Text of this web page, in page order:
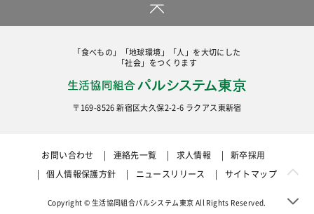
「食べもの」「地球環境」「人」を大切にした
「社会」をつくります
〒169-8526 新宿区大久保2-2-6 ラクアス東新宿
お問い合わせ 連絡先一覧 求人情報
新卒採用
個人情報保護方針
ニュースリリース サイトマップ
Copyright © 生活協同組合パルシステム東京 All Rights Reserved.